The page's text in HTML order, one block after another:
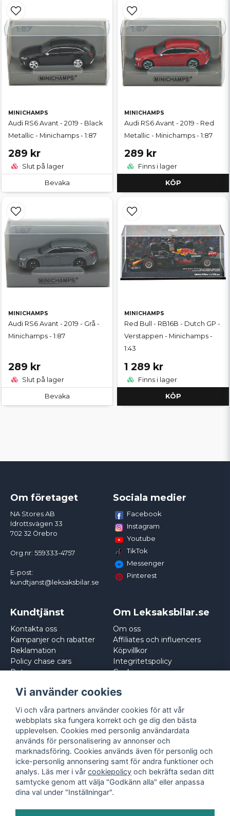
MINICHAMPS
Audi RS6 Avant - 2019 - Black
Metallic - Minichamps - 1:87
289 kr
Slut på lager
Bevaka
MINICHAMPS
Audi RS6 Avant - 2019 - Red
Metallic - Minichamps - 1:87
289 kr
Finns i lager
KÖP
MINICHAMPS
Audi RS6 Avant - 2019 - Grå -
Minichamps - 1:87
289 kr
Slut på lager
Bevaka
MINICHAMPS
Red Bull - RB16B - Dutch GP -
Verstappen - Minichamps -
1:43
1 289 kr
Finns i lager
KÖP
Om företaget
NA Stores AB
Idrottsvägen 33
702 32 Örebro
Org.nr: 559333-4757
E-post:
kundtjanst@leksaksbilar.se
Sociala medier
Facebook
Instagram
Youtube
TikTok
Messenger
Pinterest
Kundtjänst
Kontakta oss
Kampanjer och rabatter
Reklamation
Policy chase cars
Returnera
Om Leksaksbilar.se
Om oss
Affiliates och influencers
Köpvillkor
Integritetspolicy
Cookies
Vi använder cookies
Vi och våra partners använder cookies för att vår
webbplats ska fungera korrekt och ge dig den bästa
upplevelsen. Cookies med personlig användardata
används för personalisering av annonser och
marknadsföring. Cookies används även för personlig och
icke-personlig annonsering samt för andra funktioner och
analys. Läs mer i vår cookiepolicy och bekräfta sedan ditt
samtycke genom att välja "Godkänn alla" eller anpassa
dina val under "Inställningar".